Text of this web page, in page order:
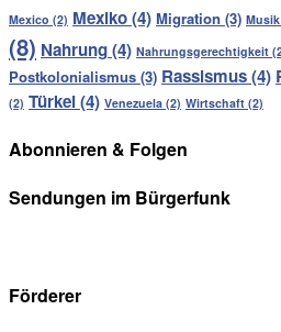
Mexico (2) Mexiko(4) Migration (3) Musik
(8) Nahrung(4) Nahrungsgerechtigkeit
Postkolonialismus (3) Rassismus(4)
(2) Türkei(4) Venezuela (2) Wirtschaft (2)
Abonnieren & Folgen
Sendungen im Bürgerfunk
Förderer